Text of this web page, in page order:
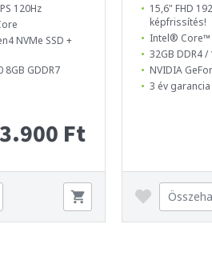
120Hz
NVMe SSD +
8GB GDDR7
Ft
15,6" FHD
képfrissítés!
Intel® Core™
32GB DDR4 /
NVIDIA
3 év garancia